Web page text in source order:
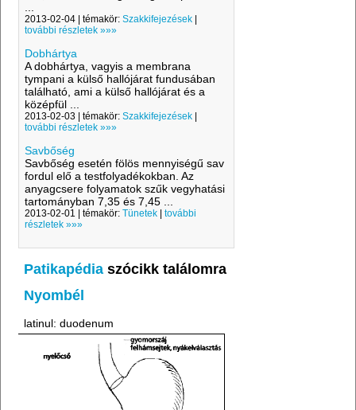
2013-02-04 | témakör: Szakkifejezések|
további részletek »»»
Dobhártya
A dobhártya, vagyis a membrana
tympani a külső hallójárat fundusában
található, ami a külső hallójárat és a
középfül ...
2013-02-03 | témakör: Szakkifejezések|
további részletek »»»
Savbőség
Savbőség esetén fölös mennyiségű sav
fordul elő a testfolyadékokban. Az
anyagcsere folyamatok szűk vegyhatási
tartományban 7,35 és 7,45 ...
2013-02-01 | témakör: Tünetek| további
részletek »»»
Patikapédiaszócikk találomra
Nyombél
latinul: duodenum